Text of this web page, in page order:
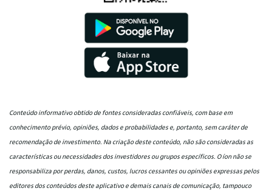
Conteúdo informativo obtido de fontes consideradas confiáveis, com base em
conhecimento prévio, opiniões, dados e probabilidades e, portanto, sem caráter de
recomendação de investimento. Na criação deste conteúdo, não são consideradas as
características ou necessidades dos investidores ou grupos específicos. O íon não se
responsabiliza por perdas, danos, custos, lucros cessantes ou opiniões expressas pelos
editores dos conteúdos deste aplicativo e demais canais de comunicação, tampouco